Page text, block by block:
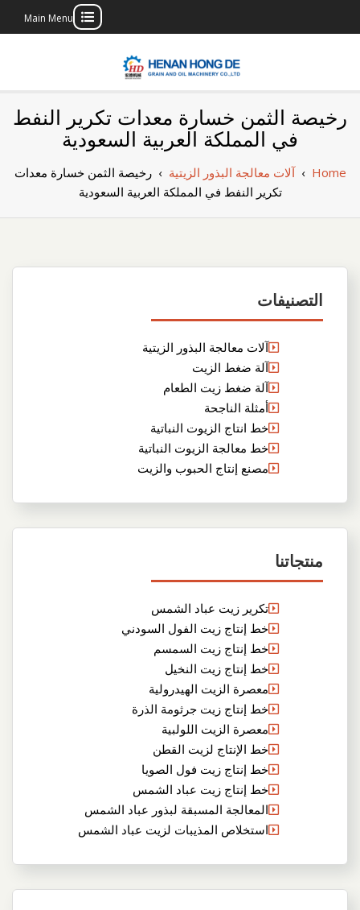
Main Menu
بناء مصنع إنتاج
الزيوت النباتية
الخاص بك
رخيصة الثمن خسارة معدات تكرير النفط
في المملكة العربية السعودية
Home
›آلات معالجة البذور الزيتية ›رخيصة الثمن خسارة معدات
تكرير النفط في المملكة العربية السعودية
التصنيفات
آلات معالجة البذور الزيتية
آلة ضغط الزيت
آلة ضغط زيت الطعام
أمثلة الناجحة
خط انتاج الزيوت النباتية
خط معالجة الزيوت النباتية
مصنع إنتاج الحبوب والزيت
منتجاتنا
تكرير زيت عباد الشمس
خط إنتاج زيت الفول السودني
خط إنتاج زيت السمسم
خط إنتاج زيت النخيل
معصرة الزيت الهيدرولية
خط إنتاج زيت جرثومة الذرة
معصرة الزيت اللولبية
خط الإنتاج لزيت القطن
خط إنتاج زيت فول الصويا
خط إنتاج زيت عباد الشمس
المعالجة المسبقة لبذور عباد الشمس
استخلاص المذيبات لزيت عباد الشمس